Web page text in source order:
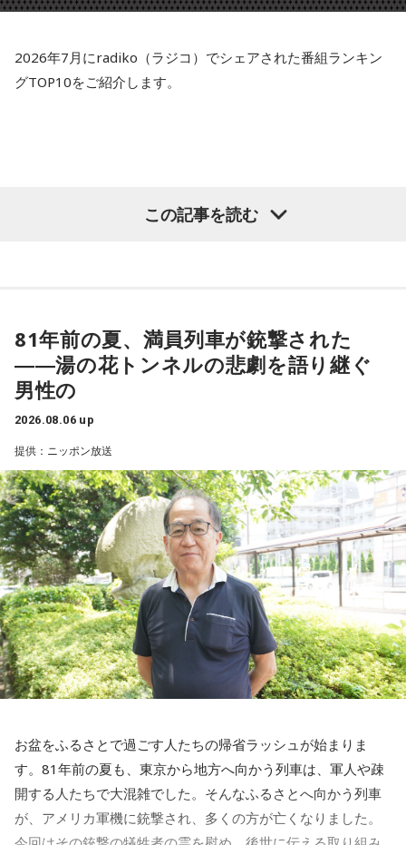
2026年7月にradiko（ラジコ）でシェアされた番組ランキン
グTOP10をご紹介します。
この記事を読む
81年前の夏、満員列車が銃撃された
――湯の花トンネルの悲劇を語り継ぐ
男性の
2026.08.06 up
提供：ニッポン放送
お盆をふるさとで過ごす人たちの帰省ラッシュが始まりま
す。81年前の夏も、東京から地方へ向かう列車は、軍人や疎
開する人たちで大混雑でした。そんなふるさとへ向かう列車
が、アメリカ軍機に銃撃され、多くの方が亡くなりました。